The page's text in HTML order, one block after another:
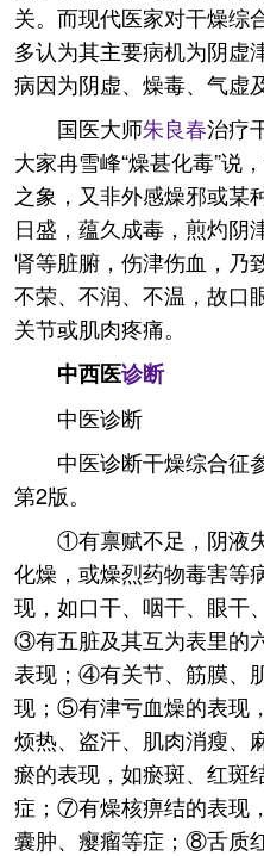
关。而现代医家对干燥综
多认为其主要病机为阴虚
病因为阴虚、燥毒、气虚
国医大师朱良春治疗
大家冉雪峰“燥甚化毒”说
之象，又非外感燥邪或某
日盛，蕴久成毒，煎灼阴
肾等脏腑，伤津伤血，乃
不荣、不润、不温，故口
关节或肌肉疼痛。
中西医诊断
中医诊断
中医诊断干燥综合征
第2版。
①有禀赋不足，阴液
化燥，或燥烈药物毒害
现，如口干、咽干、眼干
③有五脏及其互为表里的
表现；④有关节、筋膜、
现；⑤有津亏血燥的表现
烦热、盗汗、肌肉消瘦、
瘀的表现，如瘀斑、红斑
症；⑦有燥核痹结的表现
囊肿、瘿瘤等症；⑧舌质